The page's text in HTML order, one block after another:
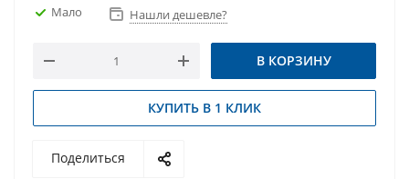
Мало Нашли дешевле?
В КОРЗИНУ
КУПИТЬ В 1 КЛИК
Поделиться